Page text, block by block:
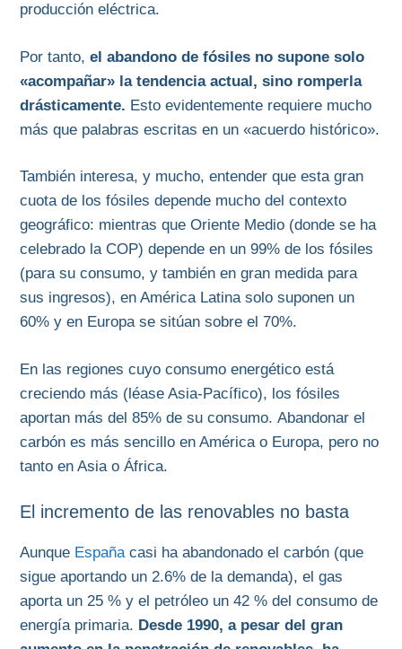
producción eléctrica.
Por tanto,el abandono de fósiles no supone solo
«acompañar» la tendencia actual, sino romperla
drásticamente. Esto evidentemente requiere mucho
más que palabras escritas en un «acuerdo histórico».
También interesa, y mucho, entender que esta gran
cuota de los fósiles depende mucho del contexto
geográfico: mientras que Oriente Medio (donde se ha
celebrado la COP) depende en un 99% de los fósiles
(para su consumo, y también en gran medida para
sus ingresos), en América Latina solo suponen un
60% y en Europa se sitúan sobre el 70%.
En las regiones cuyo consumo energético está
creciendo más (léase Asia-Pacífico), los fósiles
aportan más del 85% de su consumo. Abandonar el
carbón es más sencillo en América o Europa, pero no
tanto en Asia o África.
El incremento de las renovables no basta
Aunque Españacasi ha abandonado el carbón (que
sigue aportando un 2.6% de la demanda), el gas
aporta un 25 % y el petróleo un 42 % del consumo de
energía primaria. Desde 1990, a pesar del gran